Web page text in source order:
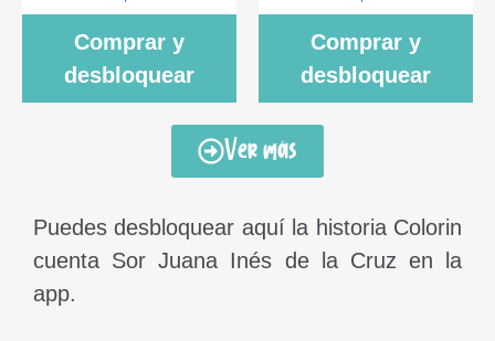
Comprar y
desbloquear
Comprar y
desbloquear
Ver más
Puedes desbloquear aquí la historia Colorin
cuenta Sor Juana Inés de la Cruz en la
app.